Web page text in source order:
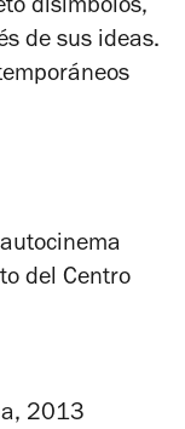
disímbolos,
de sus ideas.
del Centro
2013